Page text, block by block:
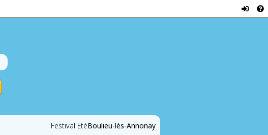
Festival EtéBoulieu-lès-Annonay